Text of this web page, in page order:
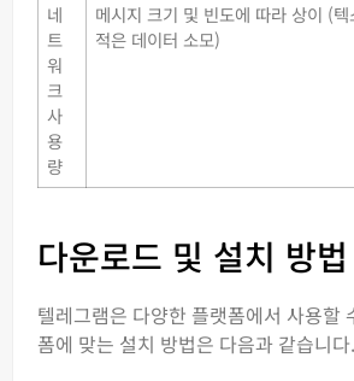
네
트
워
크
사
용
량
메시지 크기 및 빈도에 따라 상이 (
적은 데이터 소모)
다운로드 및 설치 방법
텔레그램은 다양한 플랫폼에서 사용할
폼에 맞는 설치 방법은 다음과 같습니다.